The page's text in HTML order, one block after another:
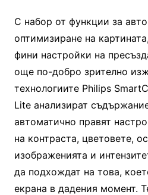
С набор от функции за
оптимизиране на
фини настройки на
още по-добро зрително
технологиите Philips
Lite анализират
автоматично правят
на контраста, цветовете,
изображенията и
да подхождат на това,
екрана в дадения момент.